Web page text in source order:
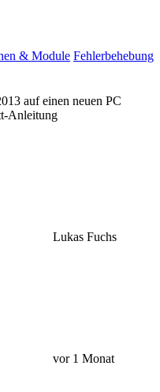
& Module Fehlerbehebung
auf einen neuen PC
Anleitung
Lukas Fuchs
vor 1 Monat